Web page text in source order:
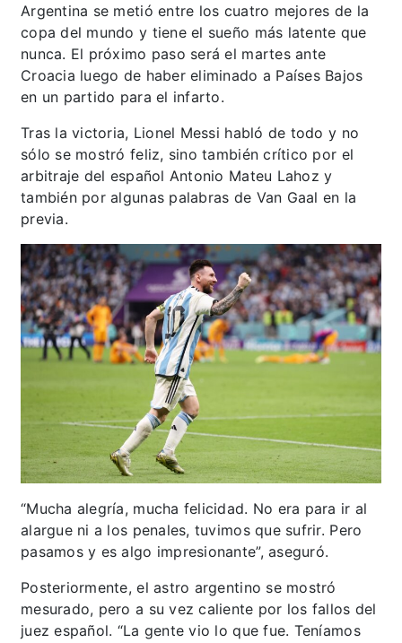
Argentina se metió entre los cuatro mejores de la
copa del mundo y tiene el sueño más latente que
nunca. El próximo paso será el martes ante
Croacia luego de haber eliminado a Países Bajos
en un partido para el infarto.
Tras la victoria, Lionel Messi habló de todo y no
sólo se mostró feliz, sino también crítico por el
arbitraje del español Antonio Mateu Lahoz y
también por algunas palabras de Van Gaal en la
previa.
“Mucha alegría, mucha felicidad. No era para ir al
alargue ni a los penales, tuvimos que sufrir. Pero
pasamos y es algo impresionante”, aseguró.
Posteriormente, el astro argentino se mostró
mesurado, pero a su vez caliente por los fallos del
juez español. “La gente vio lo que fue. Teníamos